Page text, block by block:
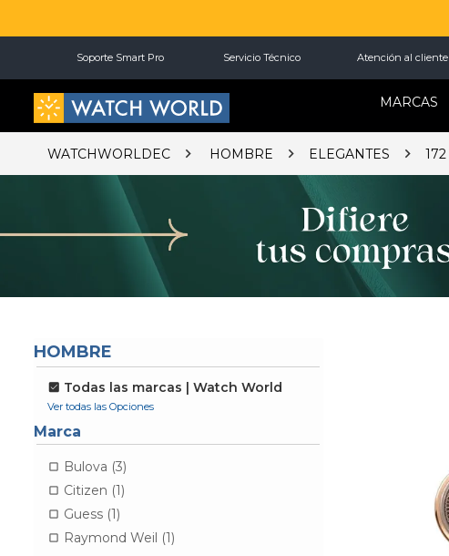
Soporte Smart Pro Servicio Técnico Atención al cliente
MARCAS
WATCHWORLDEC HOMBRE ELEGANTES 172
HOMBRE
Todas las marcas | Watch World
Marca
Bulova (3)
Citizen (1)
Guess (1)
Raymond Weil (1)